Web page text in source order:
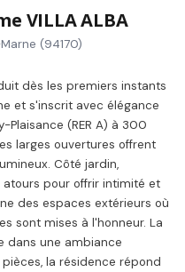
VILLA ALBA
(94170)
dès les premiers instants
et s'inscrit avec élégance
(RER A) à 300
larges ouvertures offrent
Côté jardin,
pour offrir intimité et
des espaces extérieurs où
sont mises à l'honneur. La
dans une ambiance
la résidence répond